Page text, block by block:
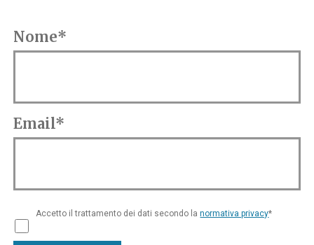
Nome*
Email*
Accetto il trattamento dei dati secondo lanormativa privacy*